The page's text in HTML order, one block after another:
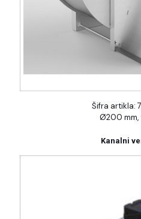
Šifra artikla:
Ø200 mm,
Kanalni